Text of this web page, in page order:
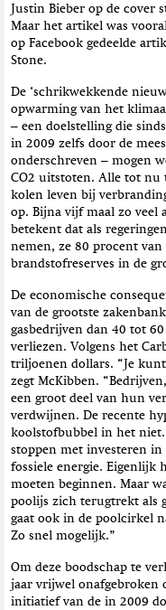
Justin Bieber op de cover
Maar het artikel was
op Facebook gedeelde
Stone.
De ‘schrikwekkende
opwarming van het
– een doelstelling die
in 2009 zelfs door de
onderschreven – mogen
CO2 uitstoten. Alle tot nu
kolen leven bij
op. Bijna vijf maal zo veel
betekent dat als
nemen, ze 80 procent van
brandstofreserves in de
De economische
van de grootste
gasbedrijven dan 40 tot
verliezen. Volgens het
triljoenen dollars. “Je
zegt McKibben.
een groot deel van hun
verdwijnen. De recente
koolstofbubbel in het
stoppen met investeren
fossiele energie. Eigenlijk
moeten beginnen. Maar
poolijs zich terugtrekt als
gaat ook in de poolcirkel
Zo snel mogelijk.”
Om deze boodschap te
jaar vrijwel onafgebroken
initiatief van de in 2009